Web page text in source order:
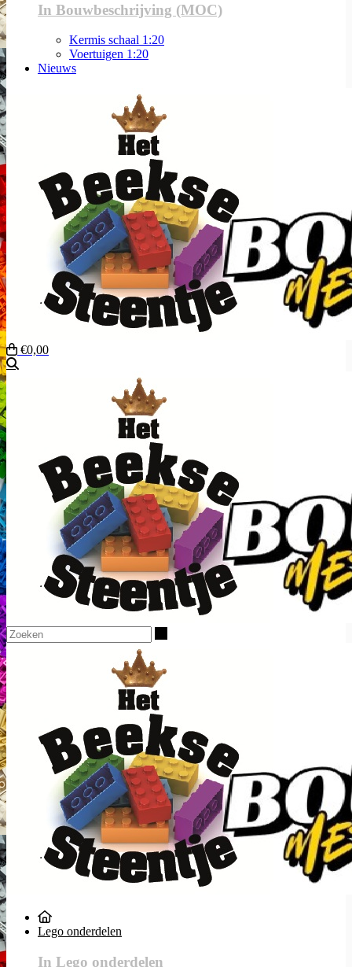
In Bouwbeschrijving (MOC)
Kermis schaal 1:20
Voertuigen 1:20
Nieuws
€0,00
Lego onderdelen
In Lego onderdelen